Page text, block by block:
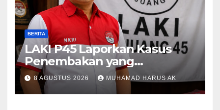
BERITA
LAKI P45 Laporkan Kasus
Penembakan yang
Tewaskan Terduga Pencuri
Durian oleh Oknum Pegawai
Lapas Lubuklinggau
8 AGUSTUS 2026 MUHAMAD HARUS AK